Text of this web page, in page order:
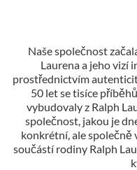
Naše společnost
Laurena a jeho vizí
prostřednictvím
50 let se tisíce
vybudovaly z Ralph
společnost, jakou je
konkrétní, ale společně
součástí rodiny Ralph